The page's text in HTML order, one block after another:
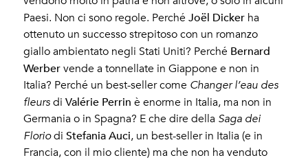
Paesi. Non ci sono regole. PerchéJoël Dicker ha
ottenuto un successo strepitoso con un romanzo
giallo ambientato negli Stati Uniti? Perché Bernard
Werber vende a tonnellate in Giappone e non in
Italia? Perché un best-seller come Changer l’eau des
fleurs diValérie Perrin è enorme in Italia, ma non in
Germania o in Spagna? E che dire della Saga dei
FloriodiStefania Auci, un best-seller in Italia (e in
Francia, con il mio cliente) ma che non ha venduto